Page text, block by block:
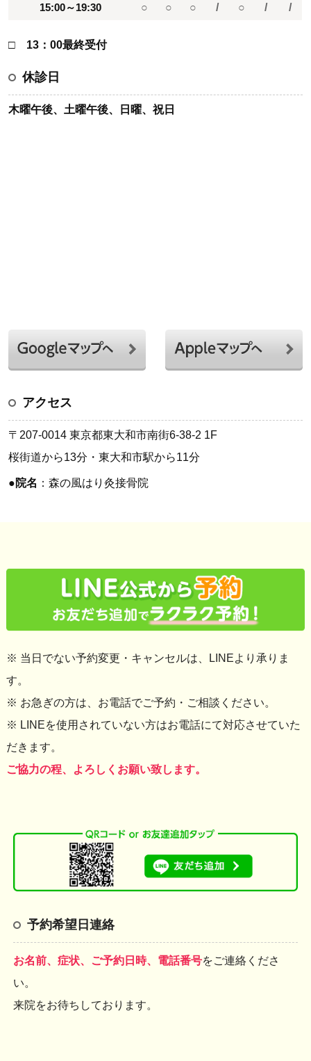
15:00～19:30 ○ ○ ○ / ○ / /
□ 13：00最終受付
休診日
木曜午後、土曜午後、日曜、祝日
アクセス
〒207-0014 東京都東大和市南街6-38-2 1F
桜街道から13分・東大和市駅から11分
●院名 ：森の風はり灸接骨院
※ 当日でない予約変更・キャンセルは、LINEより承りま
す。
※ お急ぎの方は、お電話でご予約・ご相談ください。
※ LINEを使用されていない方はお電話にて対応させていた
だきます。
ご協力の程、よろしくお願い致します。
予約希望日連絡
お名前、症状、ご予約日時、電話番号をご連絡くださ
い。
来院をお待ちしております。